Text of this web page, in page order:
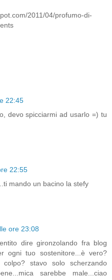
2011/04/profumo-di-
22:45
devo spicciarmi ad usarlo =) tu
22:55
mando un bacino la stefy
ore 23:08
dire gironzolando fra blog
ogni tuo sostenitore...è vero?
stavo solo scherzando
sarebbe male...ciao